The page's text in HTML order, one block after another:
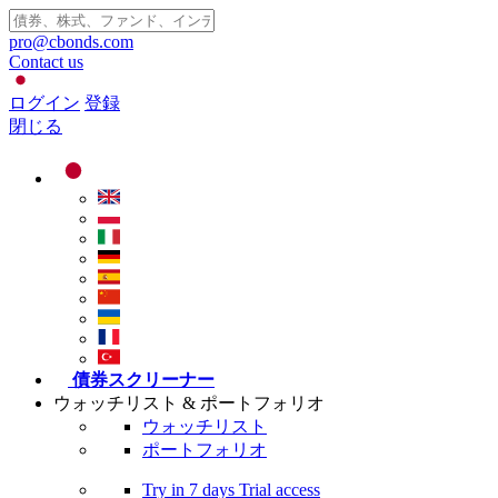
pro@cbonds.com
Contact us
ログイン 登録
閉じる
債券スクリーナー
ウォッチリスト & ポートフォリオ
ウォッチリスト
ポートフォリオ
Try in 7 days Trial access